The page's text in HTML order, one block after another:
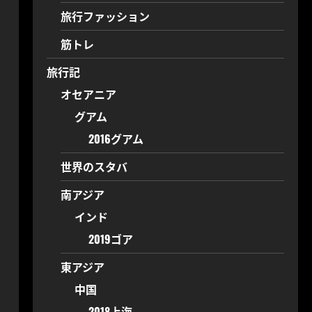
旅行ファッション
筋トレ
旅行記
オセアニア
グアム
2016グアム
世界のスタバ
南アジア
インド
2019ゴア
東アジア
中国